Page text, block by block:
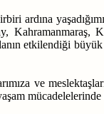
ardına
etkilendiği büyük
ve